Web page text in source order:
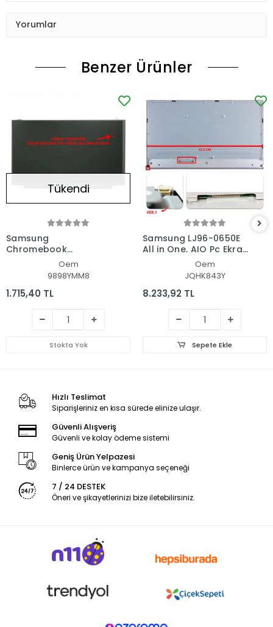
Yorumlar
Benzer Ürünler
Tükendi
Samsung
Chromebook
XE350XBA-KA2UK Lcd
Led Ekran - Panel
Oem
9898YMM8
1.715,40 TL
Stokta Yok
Samsung LJ96-0650E
All in One, AIO Pc Ekran
Oem
JQHK843Y
8.233,92 TL
Sepete Ekle
Hızlı Teslimat
Siparişleriniz en kısa sürede elinize ulaşır.
Güvenli Alışveriş
Güvenli ve kolay ödeme sistemi
Geniş Ürün Yelpazesi
Binlerce ürün ve kampanya seçeneği
7 / 24 DESTEK
Öneri ve şikayetlerinizi bize iletebilirsiniz.